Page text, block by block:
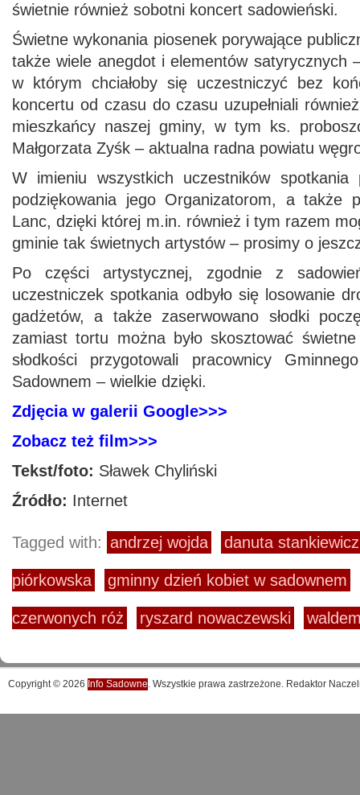
świetnie również sobotni koncert sadowieński.
Świetne wykonania piosenek porywające
także wiele anegdot i elementów satyrycznych
w którym chciałoby się uczestniczyć bez
koncertu od czasu do czasu uzupełniali
mieszkańcy naszej gminy, w tym ks.
Małgorzata Zyśk – aktualna radna powiatu
W imieniu wszystkich uczestników spotkania
podziękowania jego Organizatorom, a także
Lanc, dzięki której m.in. również i tym razem
gminie tak świetnych artystów – prosimy o
Po części artystycznej, zgodnie z
uczestniczek spotkania odbyło się losowanie
gadżetów, a także zaserwowano słodki
zamiast tortu można było skosztować
słodkości przygotowali pracownicy
Sadownem – wielkie dzięki.
Zdjęcia w galerii Google>>>
Zobacz też film>>>
Tekst/foto: Sławek Chyliński
Źródło: Internet
Tagged with: andrzej wojda danuta stankiewicz
piórkowska gminny dzień kobiet w sadownem
czerwonych róż ryszard nowaczewski
Copyright © 2026 Info Sadowne. Wszystkie prawa zastrzeżone. Redaktor